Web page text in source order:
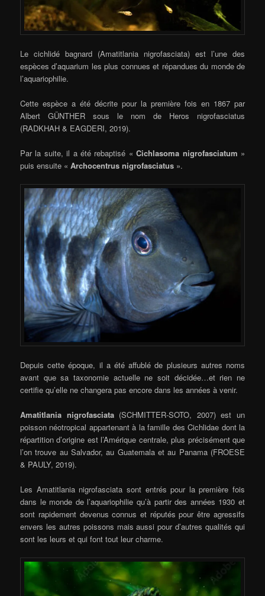
Le cichlidé bagnard (Amatitlania nigrofasciata) est l’une des
espèces d’aquarium les plus connues et répandues du monde de
l’aquariophilie.
Cette espèce a été décrite pour la première fois en 1867 par
Albert GÜNTHER sous le nom de Heros nigrofasciatus
(RADKHAH & EAGDERI, 2019).
Par la suite, il a été rebaptisé «Cichlasoma nigrofasciatum »
puis ensuite «Archocentrus nigrofasciatus ».
Depuis cette époque, il a été affublé de plusieurs autres noms
avant que sa taxonomie actuelle ne soit décidée…et rien ne
certifie qu’elle ne changera pas encore dans les années à venir.
Amatitlania nigrofasciata(SCHMITTER-SOTO, 2007) est un
poisson néotropical appartenant à la famille des Cichlidae dont la
répartition d’origine est l’Amérique centrale, plus précisément que
l’on trouve au Salvador, au Guatemala et au Panama (FROESE
& PAULY, 2019).
Les Amatitlania nigrofasciata sont entrés pour la première fois
dans le monde de l’aquariophilie qu’à partir des années 1930 et
sont rapidement devenus connus et réputés pour être agressifs
envers les autres poissons mais aussi pour d’autres qualités qui
sont les leurs et qui font tout leur charme.